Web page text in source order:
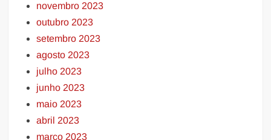
novembro 2023
outubro 2023
setembro 2023
agosto 2023
julho 2023
junho 2023
maio 2023
abril 2023
março 2023